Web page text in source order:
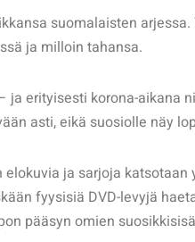
suomalaisten
ja milloin tahansa.
erityisesti korona-aikana
asti, eikä suosiolle näy
ja sarjoja katsotaan
fyysisiä DVD-levyjä
pääsyn omien